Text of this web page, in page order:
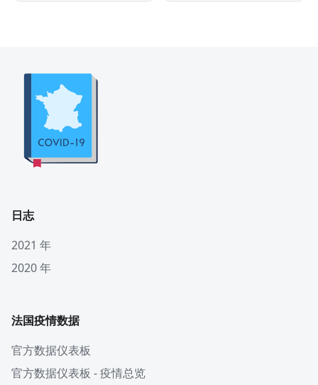
日志
2021 年
2020 年
法国疫情数据
官方数据仪表板
官方数据仪表板 - 疫情总览